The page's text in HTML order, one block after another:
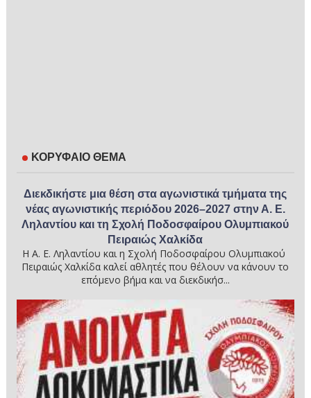
ΚΟΡΥΦΑΙΟ ΘΕΜΑ
Διεκδικήστε μια θέση στα αγωνιστικά τμήματα της
νέας αγωνιστικής περιόδου 2026–2027 στην Α. Ε.
Ληλαντίου και τη Σχολή Ποδοσφαίρου Ολυμπιακού
Πειραιώς Χαλκίδα
Η Α. Ε. Ληλαντίου και η Σχολή Ποδοσφαίρου Ολυμπιακού
Πειραιώς Χαλκίδα καλεί αθλητές που θέλουν να κάνουν το
επόμενο βήμα και να διεκδικήσ...